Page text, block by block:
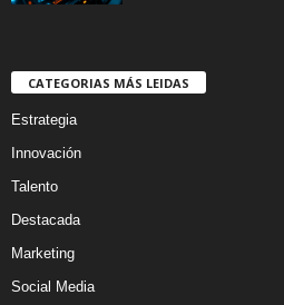
CATEGORIAS MÁS LEIDAS
Estrategia
Innovación
Talento
Destacada
Marketing
Social Media